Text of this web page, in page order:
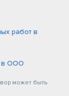
работ в
в ООО
может быть